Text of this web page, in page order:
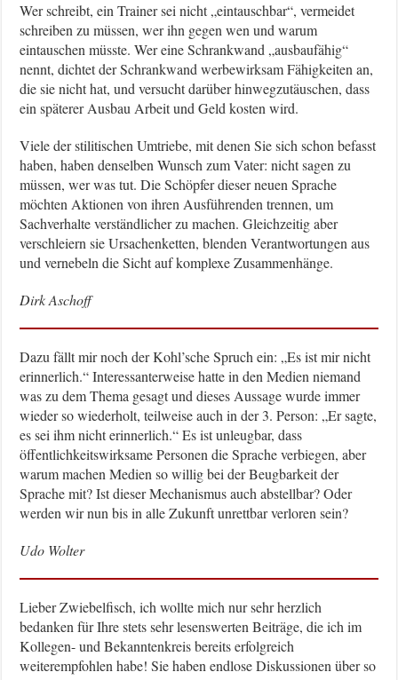
Wer schreibt, ein Trainer sei nicht „eintauschbar“, vermeidet
schreiben zu müssen, wer ihn gegen wen und warum
eintauschen müsste. Wer eine Schrankwand „ausbaufähig“
nennt, dichtet der Schrankwand werbewirksam Fähigkeiten an,
die sie nicht hat, und versucht darüber hinwegzutäuschen, dass
ein späterer Ausbau Arbeit und Geld kosten wird.
Viele der stilitischen Umtriebe, mit denen Sie sich schon befasst
haben, haben denselben Wunsch zum Vater: nicht sagen zu
müssen, wer was tut. Die Schöpfer dieser neuen Sprache
möchten Aktionen von ihren Ausführenden trennen, um
Sachverhalte verständlicher zu machen. Gleichzeitig aber
verschleiern sie Ursachenketten, blenden Verantwortungen aus
und vernebeln die Sicht auf komplexe Zusammenhänge.
Dirk Aschoff
Dazu fällt mir noch der Kohl’sche Spruch ein: „Es ist mir nicht
erinnerlich.“ Interessanterweise hatte in den Medien niemand
was zu dem Thema gesagt und dieses Aussage wurde immer
wieder so wiederholt, teilweise auch in der 3. Person: „Er sagte,
es sei ihm nicht erinnerlich.“ Es ist unleugbar, dass
öffentlichkeitswirksame Personen die Sprache verbiegen, aber
warum machen Medien so willig bei der Beugbarkeit der
Sprache mit? Ist dieser Mechanismus auch abstellbar? Oder
werden wir nun bis in alle Zukunft unrettbar verloren sein?
Udo Wolter
Lieber Zwiebelfisch, ich wollte mich nur sehr herzlich
bedanken für Ihre stets sehr lesenswerten Beiträge, die ich im
Kollegen- und Bekanntenkreis bereits erfolgreich
weiterempfohlen habe! Sie haben endlose Diskussionen über so